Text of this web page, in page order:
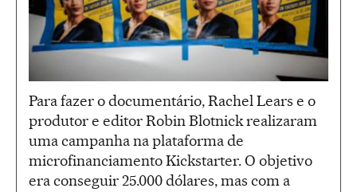
Para fazer o documentário, Rachel Lears e o
produtor e editor Robin Blotnick realizaram
uma campanha na plataforma de
microfinanciamento Kickstarter. O objetivo
era conseguir 25.000 dólares, mas com a